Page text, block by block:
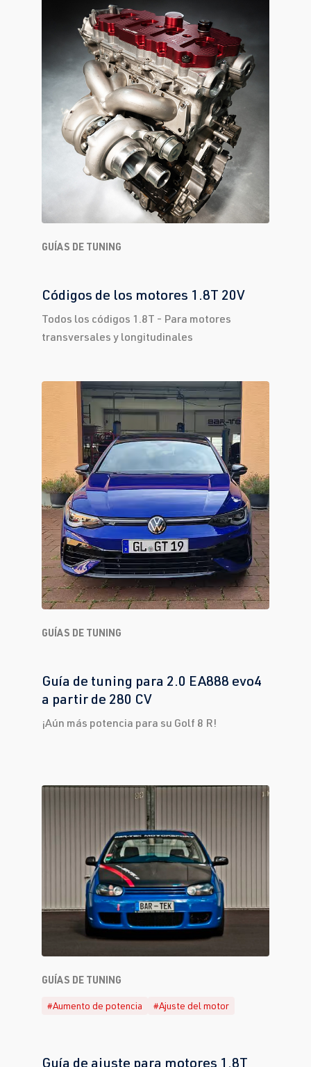
GUÍAS DE TUNING
Códigos de los motores 1.8T 20V
Todos los códigos 1.8T - Para motores
transversales y longitudinales
GUÍAS DE TUNING
Guía de tuning para 2.0 EA888 evo4
a partir de 280 CV
¡Aún más potencia para su Golf 8 R!
GUÍAS DE TUNING
#Aumento de potencia #Ajuste del motor
Guía de ajuste para motores 1.8T